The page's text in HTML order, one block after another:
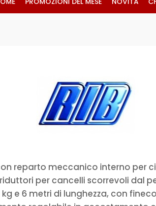
reparto meccanico interno per
per cancelli scorrevoli dal
e 6 metri di lunghezza, con